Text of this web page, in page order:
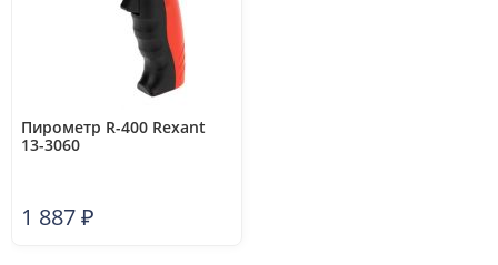
Пирометр R-400 Rexant
13-3060
1 887₽